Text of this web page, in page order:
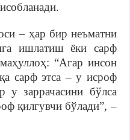
– ҳар бир неъматни
ишлатиш ёки сарф
“Агар инсон
сарф этса – у исроф
у заррачасини бўлса
қилгувчи бўлади”, –